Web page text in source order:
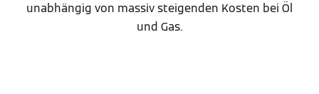
unabhängig von massiv steigenden Kosten bei Öl
und Gas.